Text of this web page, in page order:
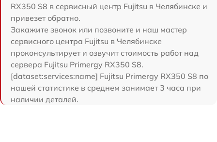
RX350 S8 в сервисный центр Fujitsu в Челябинске и
привезет обратно.
Закажите звонок или позвоните и наш мастер
сервисного центра Fujitsu в Челябинске
проконсультирует и озвучит стоимость работ над
сервера Fujitsu Primergy RX350 S8.
[dataset:services:name] Fujitsu Primergy RX350 S8 по
нашей статистике в среднем занимает 3 часа при
наличии деталей.